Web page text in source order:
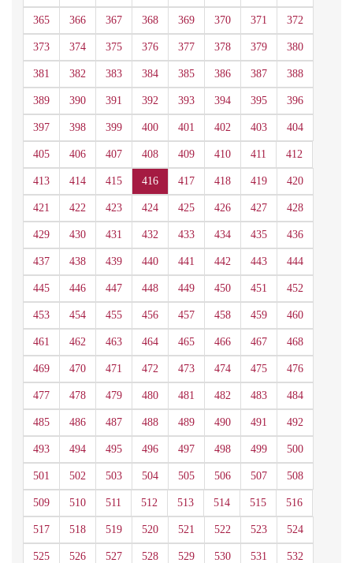
365 366 367 368 369 370 371 372
373 374 375 376 377 378 379 380
381 382 383 384 385 386 387 388
389 390 391 392 393 394 395 396
397 398 399 400 401 402 403 404
405 406 407 408 409 410 411 412
413 414 415 416 417 418 419 420
421 422 423 424 425 426 427 428
429 430 431 432 433 434 435 436
437 438 439 440 441 442 443 444
445 446 447 448 449 450 451 452
453 454 455 456 457 458 459 460
461 462 463 464 465 466 467 468
469 470 471 472 473 474 475 476
477 478 479 480 481 482 483 484
485 486 487 488 489 490 491 492
493 494 495 496 497 498 499 500
501 502 503 504 505 506 507 508
509 510 511 512 513 514 515 516
517 518 519 520 521 522 523 524
525 526 527 528 529 530 531 532